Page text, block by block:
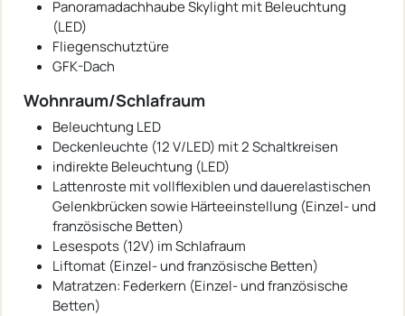
Panoramadachhaube Skylight mit Beleuchtung
(LED)
Fliegenschutztüre
GFK-Dach
Wohnraum/Schlafraum
Beleuchtung LED
Deckenleuchte (12 V/LED) mit 2 Schaltkreisen
indirekte Beleuchtung (LED)
Lattenroste mit vollflexiblen und dauerelastischen
Gelenkbrücken sowie Härteeinstellung (Einzel- und
französische Betten)
Lesespots (12V) im Schlafraum
Liftomat (Einzel- und französische Betten)
Matratzen: Federkern (Einzel- und französische
Betten)